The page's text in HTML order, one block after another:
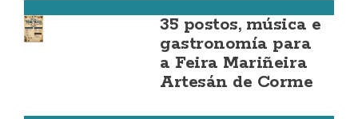
35 postos, música e
gastronomía para
a Feira Mariñeira
Artesán de Corme